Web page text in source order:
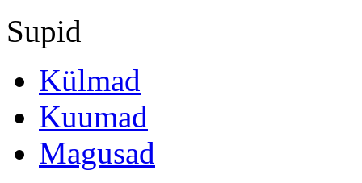
Supid
Külmad
Kuumad
Magusad